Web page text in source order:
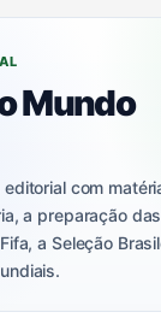
Mundo
editorial com
a preparação
a Seleção